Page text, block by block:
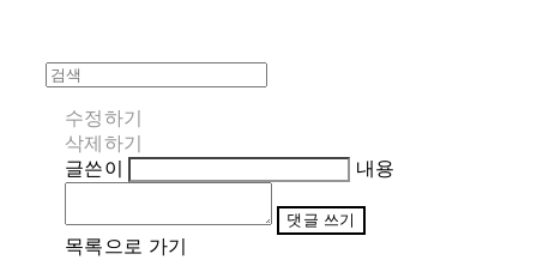
수정하기
삭제하기
글쓴이
내용
댓글 쓰기
목록으로 가기